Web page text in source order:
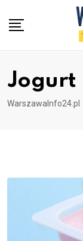
Jogurt
WarszawaInfo24.pl